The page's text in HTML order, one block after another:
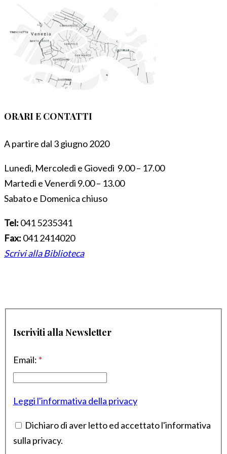
ORARI E CONTATTI
A partire dal 3 giugno 2020
Lunedì, Mercoledì e Giovedì 9.00 – 17.00
Martedì e Venerdì 9.00 – 13.00
Sabato e Domenica chiuso
Tel: 041 5235341
Fax: 041 2414020
Scrivi alla Biblioteca
Iscriviti alla Newsletter
Email: *
Leggi l'informativa della privacy
Dichiaro di aver letto ed accettato l'informativa
sulla privacy.